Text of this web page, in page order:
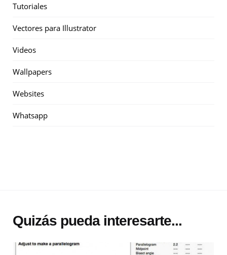
Tutoriales
Vectores para Illustrator
Videos
Wallpapers
Websites
Whatsapp
Quizás pueda interesarte...